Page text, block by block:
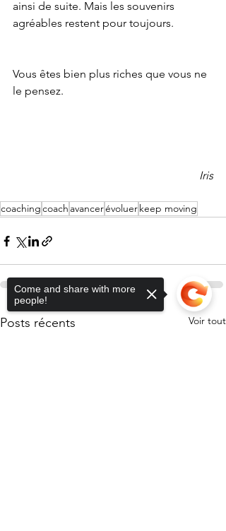
ainsi de suite. Mais les souvenirs
agréables restent pour toujours.
Vous êtes bien plus riches que vous ne
le pensez.
Iris
coachingcoach avancerévoluer keep moving
Posts récents Voir tout
Come and share with more
people!